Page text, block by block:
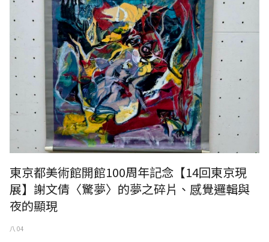
東京都美術館開館100周年記念【14回東京現
展】謝文倩〈驚夢〉的夢之碎片、感覺邏輯與
夜的顯現
八 04